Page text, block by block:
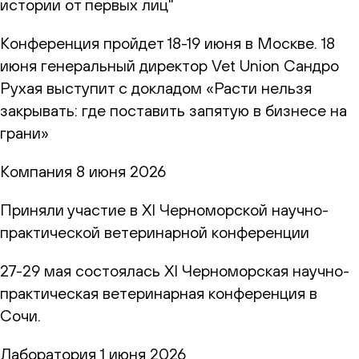
истории от первых лиц"
Конференция пройдет 18-19 июня в Москве. 18
июня генеральный директор Vet Union Сандро
Рухая выступит с докладом «Расти нельзя
закрывать: где поставить запятую в бизнесе на
грани»
Компания 8 июня 2026
Приняли участие в XI Черноморской научно-
практической ветеринарной конференции
27-29 мая состоялась XI Черноморская научно-
практическая ветеринарная конференция в
Сочи.
Лаборатория 1 июня 2026